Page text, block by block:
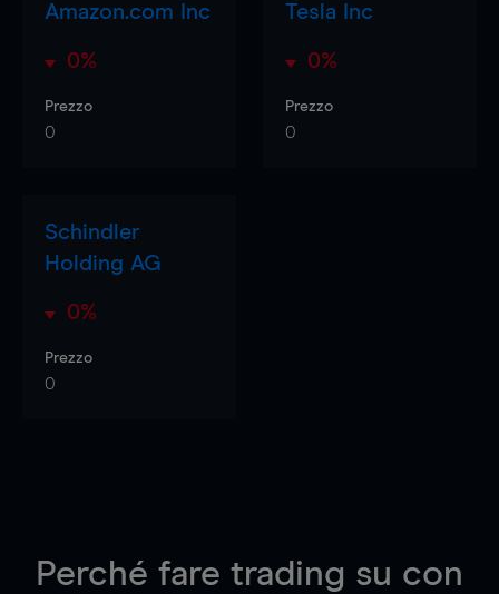
Amazon.com Inc
0%
Prezzo
0
Tesla Inc
0%
Prezzo
0
Schindler
Holding AG
0%
Prezzo
0
Perché fare trading su con